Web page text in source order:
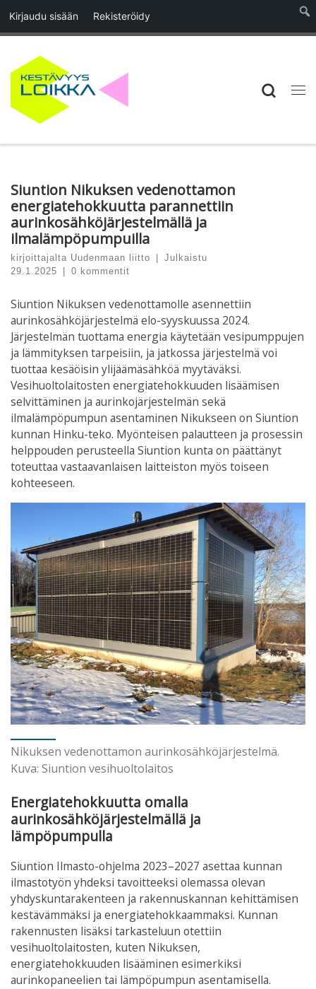
Kirjaudu sisään Rekisteröidy
Skip to content
Siuntion Nikuksen vedenottamon
energiatehokkuutta parannettiin
aurinkosähköjärjestelmällä ja
ilmalämpöpumpuilla
kirjoittajalta Uudenmaan liitto
Julkaistu
29.1.2025
0 kommentit
Siuntion Nikuksen vedenottamolle asennettiin
aurinkosähköjärjestelmä elo-syyskuussa 2024.
Järjestelmän tuottama energia käytetään vesipumppujen
ja lämmityksen tarpeisiin, ja jatkossa järjestelmä voi
tuottaa kesäöisin ylijäämäsähköä myytäväksi.
Vesihuoltolaitosten energiatehokkuuden lisäämisen
selvittäminen ja aurinkojärjestelmän sekä
ilmalämpöpumpun asentaminen Nikukseen on Siuntion
kunnan Hinku-teko. Myönteisen palautteen ja prosessin
helppouden perusteella Siuntion kunta on päättänyt
toteuttaa vastaavanlaisen laitteiston myös toiseen
kohteeseen.
Nikuksen vedenottamon aurinkosähköjärjestelmä.
Kuva: Siuntion vesihuoltolaitos
Energiatehokkuutta omalla
aurinkosähköjärjestelmällä ja
lämpöpumpulla
Siuntion Ilmasto-ohjelma 2023–2027 asettaa kunnan
ilmastotyön yhdeksi tavoitteeksi olemassa olevan
yhdyskuntarakenteen ja rakennuskannan kehittämisen
kestävämmäksi ja energiatehokkaammaksi. Kunnan
rakennusten lisäksi tarkasteluun otettiin
vesihuoltolaitosten, kuten Nikuksen,
energiatehokkuuden lisääminen esimerkiksi
aurinkopaneelien tai lämpöpumpun asentamisella.